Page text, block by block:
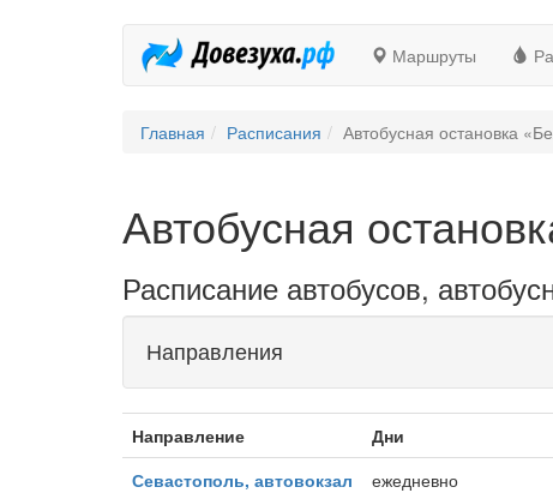
Маршруты
Главная Расписания Автобусная остановка
Автобусная
Расписание автобусов,
Направления
Направление Дни
Севастополь, автовокзал
ежедневно